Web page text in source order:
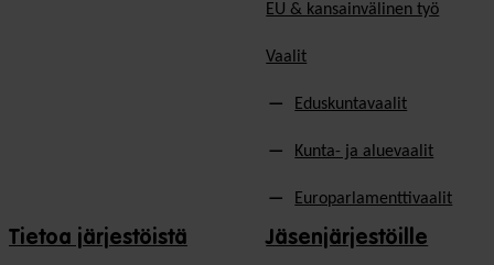
EU & kansainvälinen työ
Vaalit
Eduskuntavaalit
Kunta- ja aluevaalit
Europarlamenttivaalit
Tietoa järjestöistä Jäsenjärjestöille